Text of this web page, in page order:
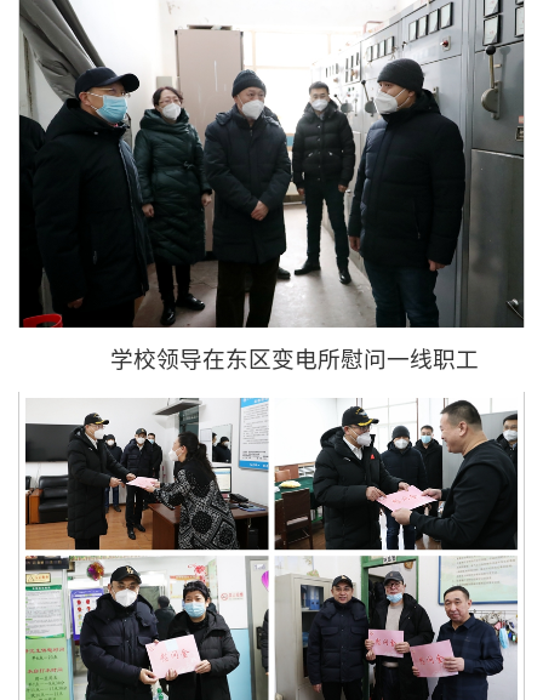
学校领导在东区变电所慰问一线职工